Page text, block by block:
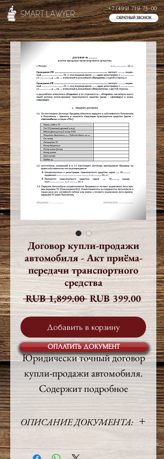
+7 (499) 719-73-00
ОБРАТНЫЙ ЗВОНОК
Договор купли-продажи
автомобиля - Акт приёма-
передачи транспортного
средства
RUB 1,899.00 Обычная
цена
RUB 399.00
Добавить в корзину
Юридически точный договор
купли-продажи автомобиля.
Содержит подробное
передаваемого транспортного
ОПИСАНИЕ ДОКУМЕНТА:
ОПЛАТИТЬ ДОКУМЕНТ